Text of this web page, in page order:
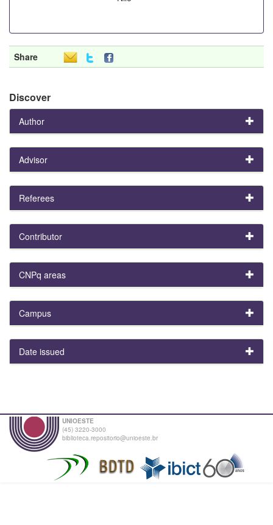
Share
Discover
Author
Advisor
Referees
Contributor
CNPq areas
Campus
Date issued
UNIOESTE
(45) 3220-3000
biblioteca.repositorio@unioeste.br